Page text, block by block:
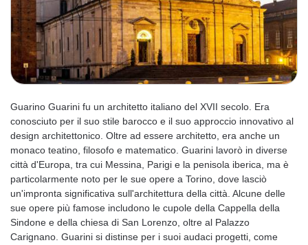
Guarino Guarini fu un architetto italiano del XVII secolo. Era
conosciuto per il suo stile barocco e il suo approccio innovativo al
design architettonico. Oltre ad essere architetto, era anche un
monaco teatino, filosofo e matematico. Guarini lavorò in diverse
città d'Europa, tra cui Messina, Parigi e la penisola iberica, ma è
particolarmente noto per le sue opere a Torino, dove lasciò
un'impronta significativa sull'architettura della città. Alcune delle
sue opere più famose includono le cupole della Cappella della
Sindone e della chiesa di San Lorenzo, oltre al Palazzo
Carignano. Guarini si distinse per i suoi audaci progetti, come